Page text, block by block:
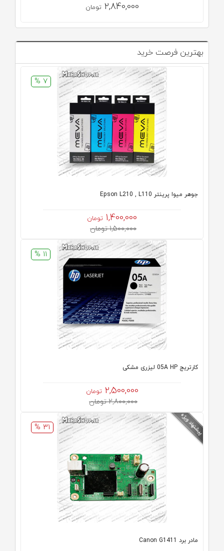
2,840,000 تومان
بهترین فرصت خرید
7 %
جوهر میوا پرینتر Epson L210 , L110
1,400,000 تومان
1,500,000 تومان
11 %
كارتريج 05A HP لیزری مشکی
2,500,000 تومان
2,800,000 تومان
31 %
مادر برد Canon G1411